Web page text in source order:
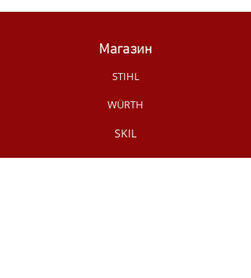
Магазин
STIHL
WÜRTH
SKIL
MAKITA